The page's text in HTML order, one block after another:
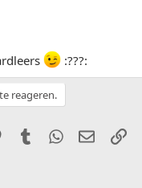
:???:
reageren.
PinterestTumblr WhatsApp
E-mail